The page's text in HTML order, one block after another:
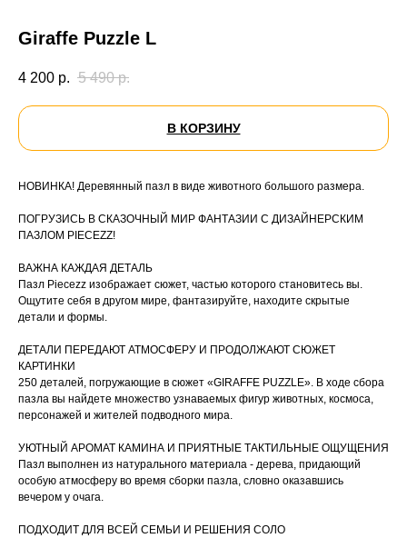
Giraffe Puzzle L
4 200 р. 5 490 р.
В КОРЗИНУ
НОВИНКА! Деревянный пазл в виде животного большого размера.
ПОГРУЗИСЬ В СКАЗОЧНЫЙ МИР ФАНТАЗИИ С ДИЗАЙНЕРСКИМ
ПАЗЛОМ PIECEZZ!
ВАЖНА КАЖДАЯ ДЕТАЛЬ
Пазл Piecezz изображает сюжет, частью которого становитесь вы.
Ощутите себя в другом мире, фантазируйте, находите скрытые
детали и формы.
ДЕТАЛИ ПЕРЕДАЮТ АТМОСФЕРУ И ПРОДОЛЖАЮТ СЮЖЕТ
КАРТИНКИ
250 деталей, погружающие в сюжет «GIRAFFE PUZZLE». В ходе сбора
пазла вы найдете множество узнаваемых фигур животных, космоса,
персонажей и жителей подводного мира.
УЮТНЫЙ АРОМАТ КАМИНА И ПРИЯТНЫЕ ТАКТИЛЬНЫЕ ОЩУЩЕНИЯ
Пазл выполнен из натурального материала - дерева, придающий
особую атмосферу во время сборки пазла, словно оказавшись
вечером у очага.
ПОДХОДИТ ДЛЯ ВСЕЙ СЕМЬИ И РЕШЕНИЯ СОЛО